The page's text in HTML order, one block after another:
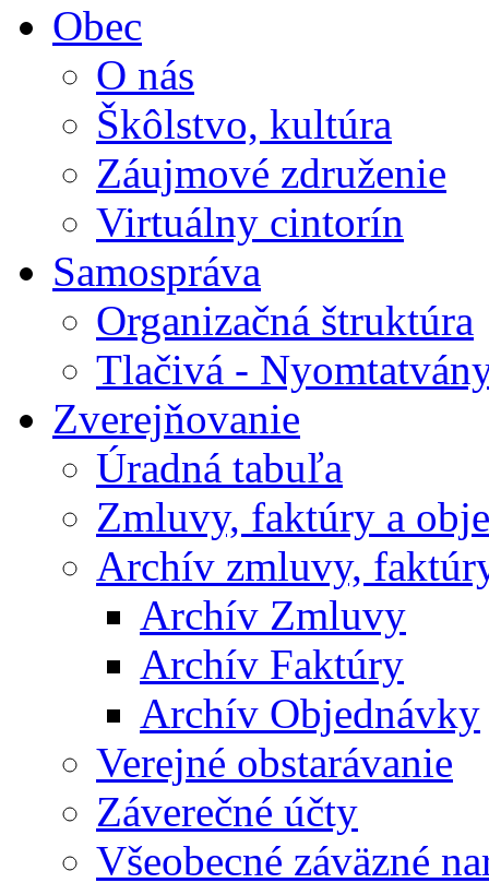
Obec
O nás
Škôlstvo, kultúra
Záujmové združenie
Virtuálny cintorín
Samospráva
Organizačná štruktúra
Tlačivá -
Zverejňovanie
Úradná tabuľa
Zmluvy, faktúry a
Archív zmluvy,
Archív Zmluvy
Archív Faktúry
Archív Objednávky
Verejné obstarávanie
Záverečné účty
Všeobecné záväzné